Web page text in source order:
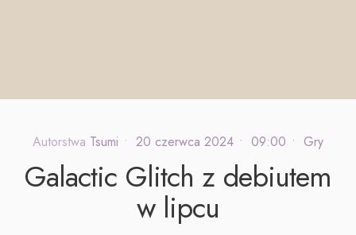
Autorstwa Tsumi • 20 czerwca 2024 • 09:00 • Gry
Galactic Glitch z debiutem
w lipcu